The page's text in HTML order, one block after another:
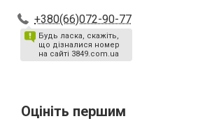
+380(66)072-90-77
Будь ласка, скажіть,
що дізналися номер
на сайті 3849.com.ua
Оцініть першим